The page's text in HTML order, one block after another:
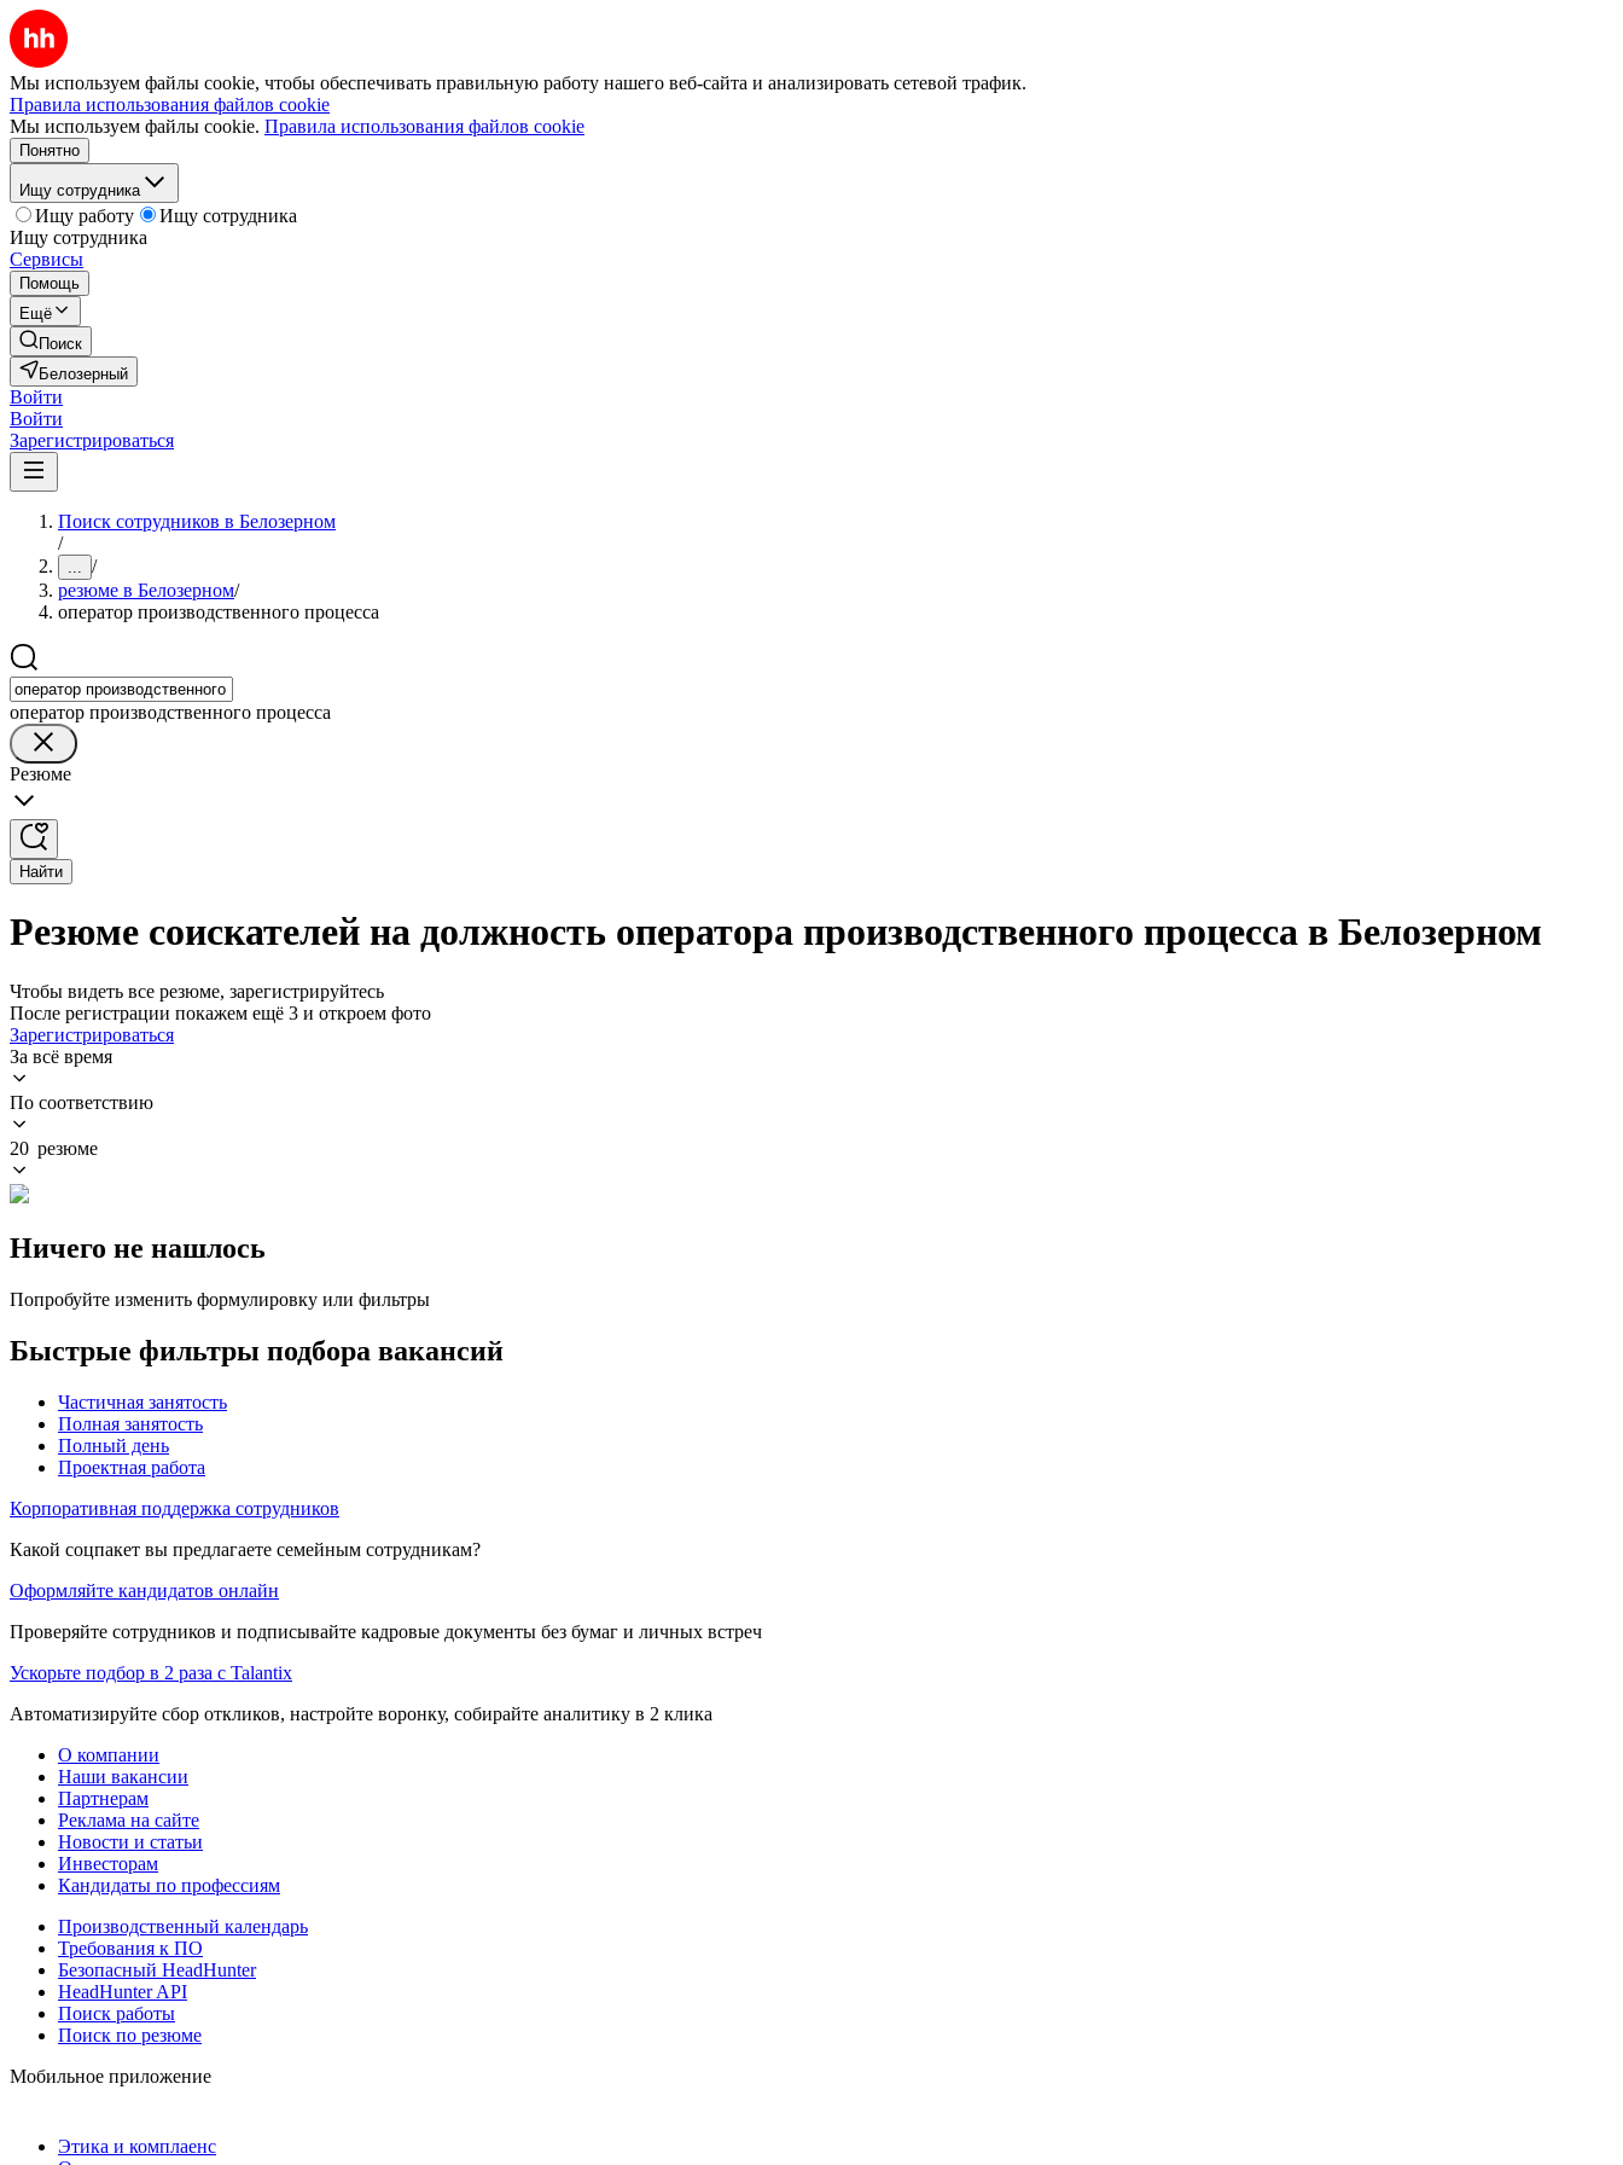
Мы используем файлы cookie, чтобы обеспечивать правильную работу нашего веб-сайта и анализировать сетевой трафик.
Правила использования файлов cookie
Мы используем файлы cookie. Правила использования файлов cookie
Понятно
Ищу сотрудника
Ищу работу
Ищу сотрудника
Ищу сотрудника
Сервисы
Помощь
Ещё
Поиск
Белозерный
Войти
Войти
Зарегистрироваться
Поиск сотрудников в Белозерном
/
... /
резюме в Белозерном/
оператор производственного процесса
оператор производственного процесса
Резюме
Найти
Резюме соискателей на должность оператора производственного процесса в Белозерном
Чтобы видеть все резюме, зарегистрируйтесь
После регистрации покажем ещё 3 и откроем фото
Зарегистрироваться
За всё время
По соответствию
20 резюме
Ничего не нашлось
Попробуйте изменить формулировку или фильтры
Быстрые фильтры подбора вакансий
Частичная занятость
Полная занятость
Полный день
Проектная работа
Корпоративная поддержка сотрудников
Какой соцпакет вы предлагаете семейным сотрудникам?
Оформляйте кандидатов онлайн
Проверяйте сотрудников и подписывайте кадровые документы без бумаг и личных встреч
Ускорьте подбор в 2 раза с Talantix
Автоматизируйте сбор откликов, настройте воронку, собирайте аналитику в 2 клика
О компании
Наши вакансии
Партнерам
Реклама на сайте
Новости и статьи
Инвесторам
Кандидаты по профессиям
Производственный календарь
Требования к ПО
Безопасный HeadHunter
HeadHunter API
Поиск работы
Поиск по резюме
Мобильное приложение
Этика и комплаенс